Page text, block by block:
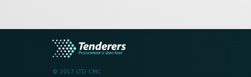
© 2017 LTD CMC